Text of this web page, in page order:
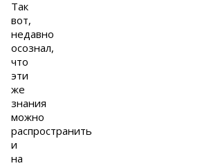
Так
вот,
недавно
осознал,
что
эти
же
знания
можно
распространить
и
на